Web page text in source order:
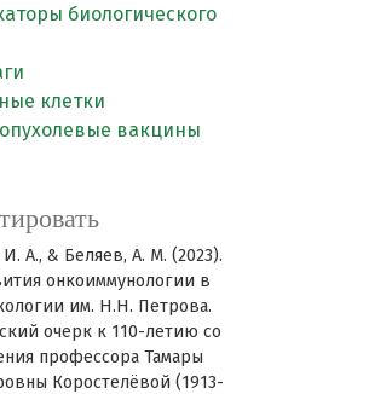
биологического
клетки
вакцины
И. А., & Беляев, А. М. (2023).
онкоиммунологии в
им. Н.Н. Петрова.
очерк к 110-летию со
профессора Тамары
Коростелёвой (1913-